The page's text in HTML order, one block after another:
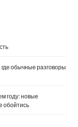
обычные разговоры
году: новые
обойтись